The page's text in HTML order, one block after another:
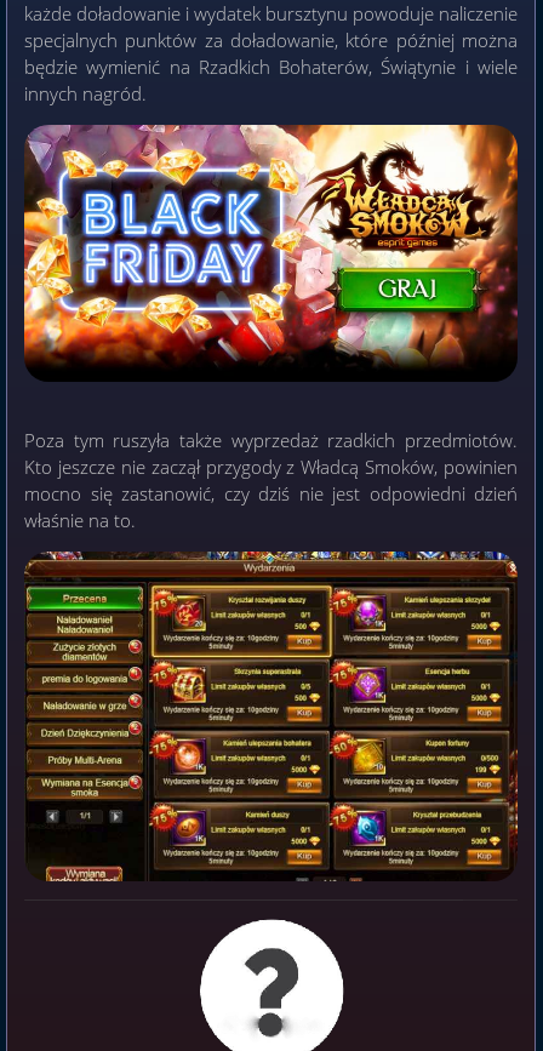
każde doładowanie i wydatek bursztynu powoduje naliczenie
specjalnych punktów za doładowanie, które później można
będzie wymienić na Rzadkich Bohaterów, Świątynie i wiele
innych nagród.
Poza tym ruszyła także wyprzedaż rzadkich przedmiotów.
Kto jeszcze nie zaczął przygody z Władcą Smoków, powinien
mocno się zastanowić, czy dziś nie jest odpowiedni dzień
właśnie na to.